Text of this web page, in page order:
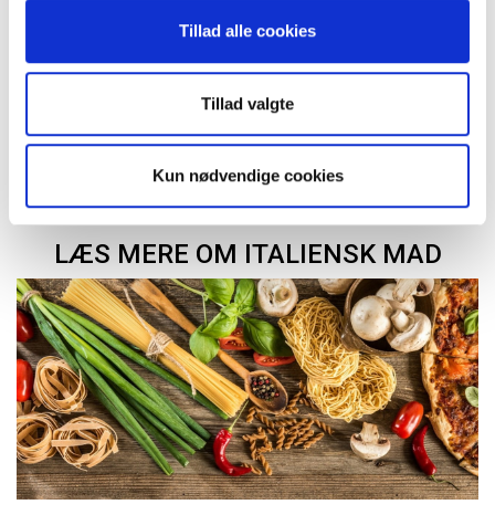
Tillad alle cookies
Tillad valgte
Kun nødvendige cookies
Ferielejligheder med pool
LÆS MERE OM ITALIENSK MAD